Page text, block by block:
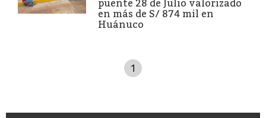
puente 28 de Julio valorizado
en más de S/ 874 mil en
Huánuco
1